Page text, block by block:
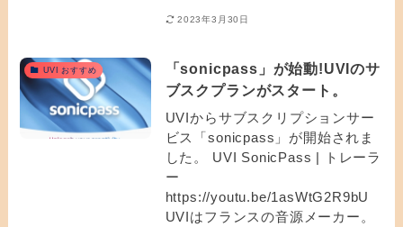
2023年3月30日
UVI おすすめ
「sonicpass」が始動!UVIのサ
ブスクプランがスタート。
UVIからサブスクリプションサー
ビス「sonicpass」が開始されま
した。 UVI SonicPass | トレーラ
ー
https://youtu.be/1asWtG2R9bU
UVIはフランスの音源メーカー。